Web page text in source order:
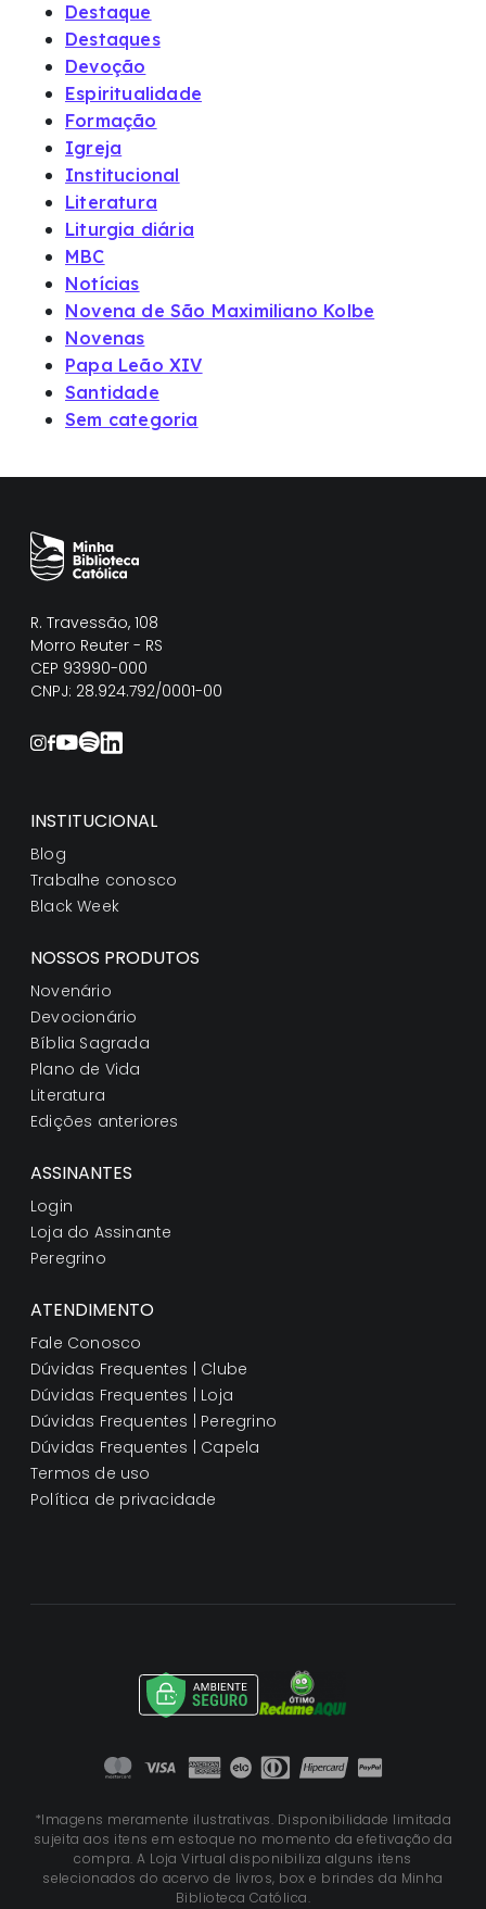
Destaque
Destaques
Devoção
Espiritualidade
Formação
Igreja
Institucional
Literatura
Liturgia diária
MBC
Notícias
Novena de São Maximiliano Kolbe
Novenas
Papa Leão XIV
Santidade
Sem categoria
R. Travessão, 108
Morro Reuter - RS
CEP 93990-000
CNPJ: 28.924.792/0001-00
INSTITUCIONAL
Blog
Trabalhe conosco
Black Week
NOSSOS PRODUTOS
Novenário
Devocionário
Bíblia Sagrada
Plano de Vida
Literatura
Edições anteriores
ASSINANTES
Login
Loja do Assinante
Peregrino
ATENDIMENTO
Fale Conosco
Dúvidas Frequentes | Clube
Dúvidas Frequentes | Loja
Dúvidas Frequentes | Peregrino
Dúvidas Frequentes | Capela
Termos de uso
Política de privacidade
*Imagens meramente ilustrativas. Disponibilidade limitada
sujeita aos itens em estoque no momento da efetivação da
compra. A Loja Virtual disponibiliza alguns itens
selecionados do acervo de livros, box e brindes da Minha
Biblioteca Católica.